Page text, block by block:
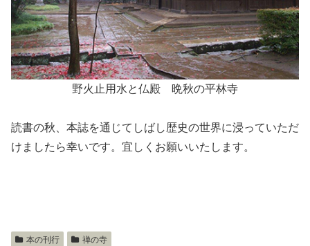
野火止用水と仏殿 晩秋の平林寺
読書の秋、本誌を通じてしばし歴史の世界に浸っていただ
けましたら幸いです。宜しくお願いいたします。
本の刊行 禅の寺